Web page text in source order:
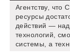
Агентству, что
ресурсы
действий —
технологий,
системы, а